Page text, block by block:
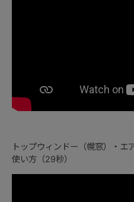
トップウィンドー（幌窓）・エ
使い方（29秒）